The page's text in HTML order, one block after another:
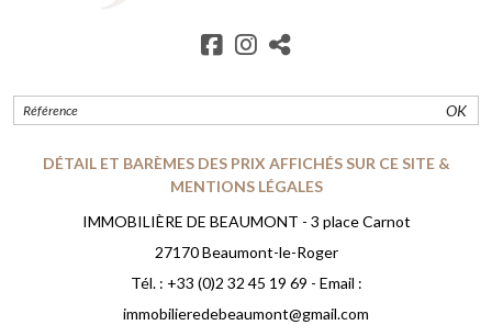
OK
DÉTAIL ET BARÈMES DES PRIX AFFICHÉS SUR CE SITE &
MENTIONS LÉGALES
IMMOBILIÈRE DE BEAUMONT - 3 place Carnot
27170 Beaumont-le-Roger
Tél. : +33 (0)2 32 45 19 69 - Email :
immobilieredebeaumont@gmail.com